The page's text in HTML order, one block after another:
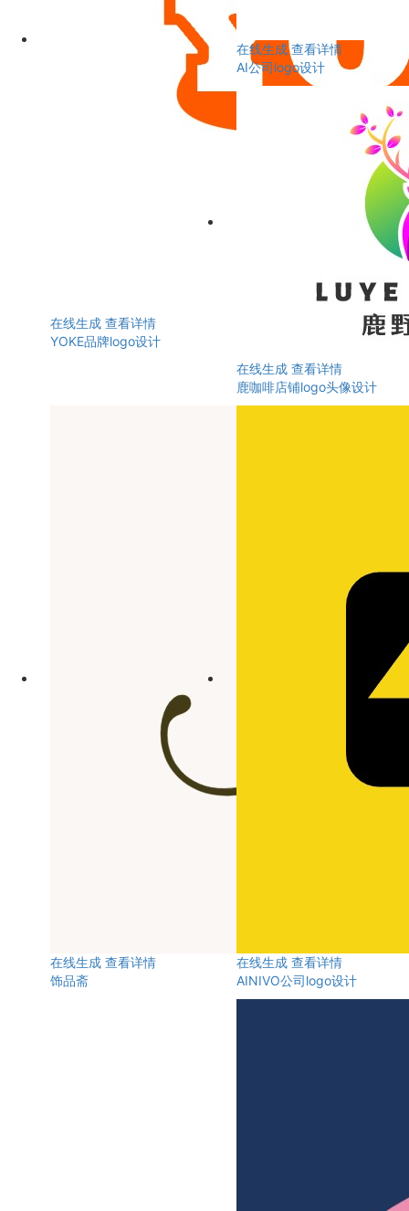
在线生成 查看详情
YOKE品牌logo设计
在线生成 查看详情
AI公司logo设计
在线生成 查看详情
鹿咖啡店铺logo头像设计
在线生成 查看详情
饰品斋
在线生成 查看详情
AINIVO公司logo设计